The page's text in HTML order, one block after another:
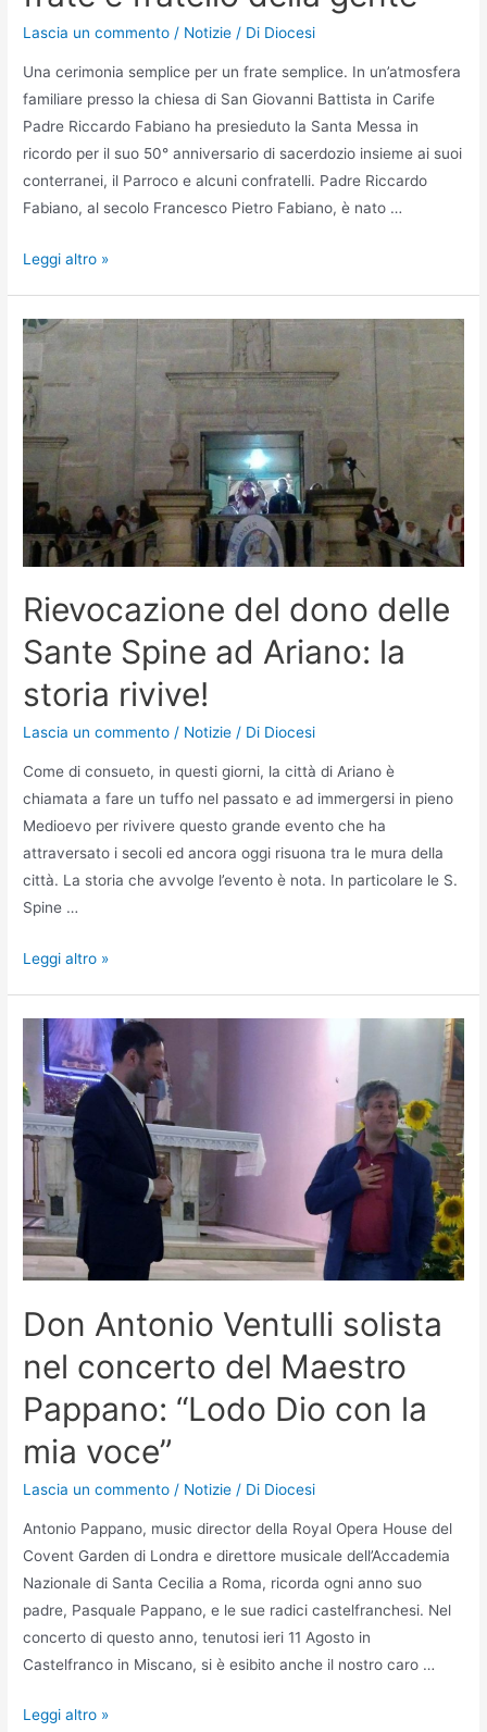
Lascia un commento / Notizie / Di Diocesi
Una cerimonia semplice per un frate semplice. In un’atmosfera
familiare presso la chiesa di San Giovanni Battista in Carife
Padre Riccardo Fabiano ha presieduto la Santa Messa in
ricordo per il suo 50° anniversario di sacerdozio insieme ai suoi
conterranei, il Parroco e alcuni confratelli. Padre Riccardo
Fabiano, al secolo Francesco Pietro Fabiano, è nato …
Leggi altro »
Rievocazione del dono delle
Sante Spine ad Ariano: la
storia rivive!
Lascia un commento / Notizie / Di Diocesi
Come di consueto, in questi giorni, la città di Ariano è
chiamata a fare un tuffo nel passato e ad immergersi in pieno
Medioevo per rivivere questo grande evento che ha
attraversato i secoli ed ancora oggi risuona tra le mura della
città. La storia che avvolge l’evento è nota. In particolare le S.
Spine …
Leggi altro »
Don Antonio Ventulli solista
nel concerto del Maestro
Pappano: “Lodo Dio con la
mia voce”
Lascia un commento / Notizie / Di Diocesi
Antonio Pappano, music director della Royal Opera House del
Covent Garden di Londra e direttore musicale dell’Accademia
Nazionale di Santa Cecilia a Roma, ricorda ogni anno suo
padre, Pasquale Pappano, e le sue radici castelfranchesi. Nel
concerto di questo anno, tenutosi ieri 11 Agosto in
Castelfranco in Miscano, si è esibito anche il nostro caro …
Leggi altro »